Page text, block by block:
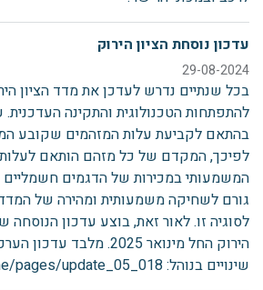
עדכון נוסחת הציון הירוק
29-08-2024
בכל שנתיים נדרש לעדכן את מדד הציון
להתפתחות הטכנולוגית והתקינה
בהתאם לקביעת עלות המזהמים שקובע
לפיכך, המקדם של כל מזהם הותאם
המשמעותי במכירות של הדגמים חשמליים
גורם לשחיקה משמעותית ומהירה של המדד
לסוגיה זו. לאור זאת, בוצע עדכון הנוסחה
הירוק החל מינואר 2025. מלבד
שינויים בנוהל: https://www.gov.il/he/pages/update_05_018